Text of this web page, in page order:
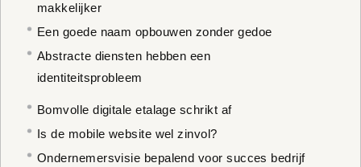
makkelijker
Een goede naam opbouwen zonder gedoe
Abstracte diensten hebben een
identiteitsprobleem
Bomvolle digitale etalage schrikt af
Is de mobile website wel zinvol?
Ondernemersvisie bepalend voor succes bedrijf